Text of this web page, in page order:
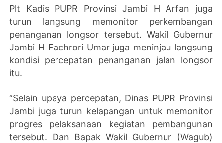
Plt Kadis PUPR Provinsi Jambi H Arfan juga
turun langsung memonitor perkembangan
penanganan longsor tersebut. Wakil Gubernur
Jambi H Fachrori Umar juga meninjau langsung
kondisi percepatan penanganan jalan longsor
itu.
“Selain upaya percepatan, Dinas PUPR Provinsi
Jambi juga turun kelapangan untuk memonitor
progres pelaksanaan kegiatan pembangunan
tersebut. Dan Bapak Wakil Gubernur (Wagub)